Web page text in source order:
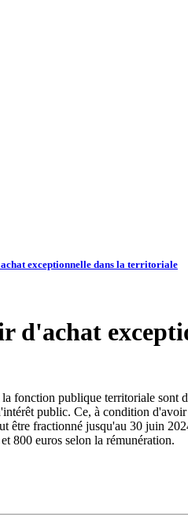
exceptionnelle dans la territoriale
d'achat
publique territoriale sont
public. Ce, à condition
fractionné jusqu'au 30 juin
800 euros selon la rémunération.